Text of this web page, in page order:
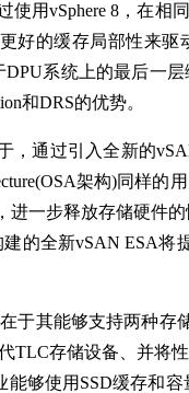
用vSphere 8，在相
好的缓存局部性来
系统上的最后一
和DRS的优势。
过引入全新的vSAN
架构)同样
进一步释放存储硬件
全新vSAN ESA将
其能够支持两种存
TLC存储设备、并将
够使用SSD缓存和容